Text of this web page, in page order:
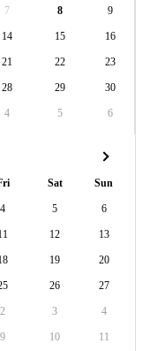
7 8 9
14 15 16
21 22 23
28 29 30
4 5 6
Sat Sun
4 5 6
12 13
19 20
26 27
2 3 4
9 10 11